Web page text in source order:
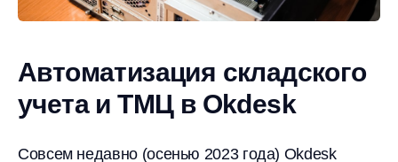
Автоматизация складского
учета и ТМЦ в Okdesk
Совсем недавно (осенью 2023 года) Okdesk